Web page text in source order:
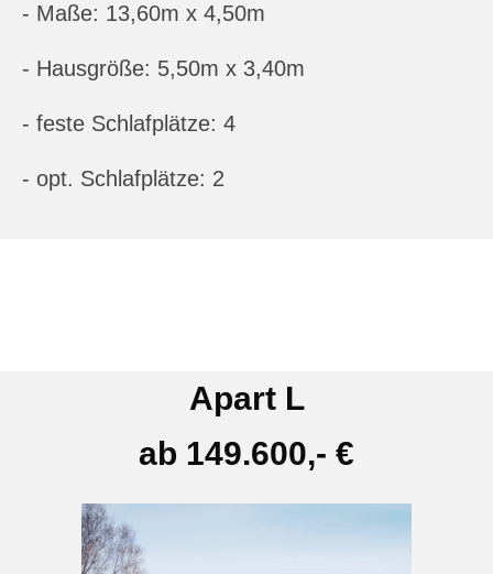
- Maße: 13,60m x 4,50m
- Hausgröße: 5,50m x 3,40m
- feste Schlafplätze: 4
- opt. Schlafplätze: 2
Apart L
ab 149.600,- €